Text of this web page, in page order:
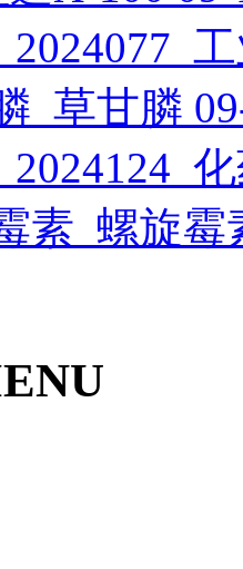
2024077_
_草甘膦
2024124_
素_螺旋